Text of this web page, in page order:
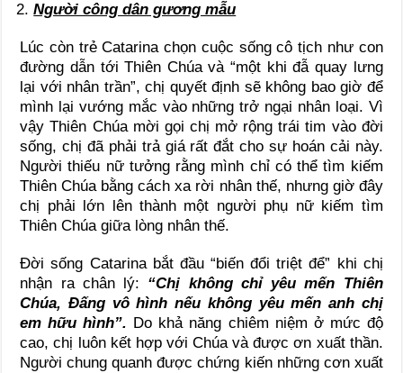
Người công dân gương mẫu
Lúc còn trẻ Catarina chọn cuộc sống cô tịch như con
đường dẫn tới Thiên Chúa và “một khi đẫ quay lưng
lại với nhân trần”, chị quyết định sẽ không bao giờ để
mình lại vướng mắc vào những trở ngại nhân loại. Vì
vậy Thiên Chúa mời gọi chị mở rộng trái tim vào đời
sống, chị đã phải trả giá rất đắt cho sự hoán cải này.
Người thiếu nữ tưởng rằng mình chỉ có thể tìm kiếm
Thiên Chúa bằng cách xa rời nhân thế, nhưng giờ đây
chị phải lớn lên thành một người phụ nữ kiếm tìm
Thiên Chúa giữa lòng nhân thế.
Đời sống Catarina bắt đầu “biến đổi triệt để” khi chị
nhận ra chân lý: “Chị không chỉ yêu mến Thiên
Chúa, Đấng vô hình nếu không yêu mến anh chị
em hữu hình”. Do khả năng chiêm niệm ở mức độ
cao, chị luôn kết hợp với Chúa và được ơn xuất thần.
Người chung quanh được chứng kiến những cơn xuất